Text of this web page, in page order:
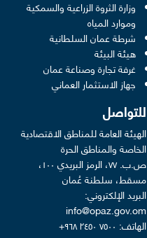
وزارة الثروة الزراعية والسمكية
وموارد المياهin a new window
شرطة عمان السلطانيةwindow
هيئة البيئةin a new window
غرفة تجارة وصناعة عمانwindow
جهاز الاستثمار العمانيwindow
للتواصل
الهيئة العامة للمناطق الاقتصادية
الخاصة والمناطق الحرة
ص.ب. ٧٧، الرمز البريدي ١٠٠،
مسقط، سلطنة عُمان
البريد الإلكتروني:
info@opaz.gov.om
الهاتف: ٧٥٠٠ ٢٤٥٠ ٩٦٨+